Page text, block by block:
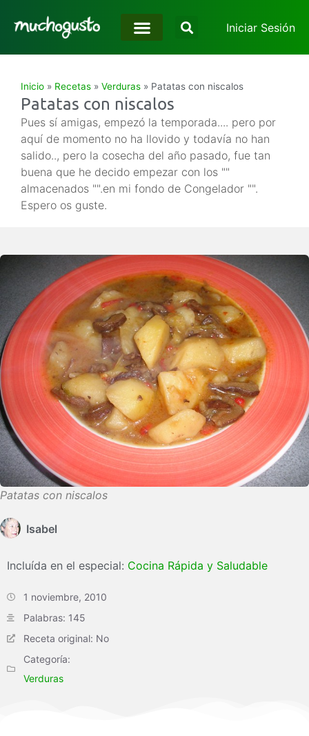
Iniciar Sesión
Inicio » Recetas » Verduras » Patatas con niscalos
Patatas con niscalos
Pues sí amigas, empezó la temporada.... pero por
aquí de momento no ha llovido y todavía no han
salido.., pero la cosecha del año pasado, fue tan
buena que he decido empezar con los ""
almacenados "".en mi fondo de Congelador "".
Espero os guste.
Patatas con niscalos
Isabel
Incluída en el especial: Cocina Rápida y Saludable
1 noviembre, 2010
Palabras: 145
Receta original: No
Categoría:
Verduras